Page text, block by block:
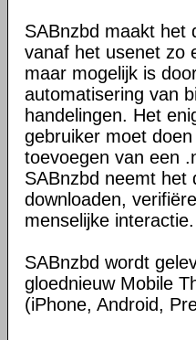
SABnzbd maakt het
vanaf het usenet zo
maar mogelijk is
automatisering van
handelingen. Het
gebruiker moet
toevoegen van een
SABnzbd neemt het
downloaden,
menselijke interactie.
SABnzbd wordt
gloednieuw Mobile
(iPhone, Android,